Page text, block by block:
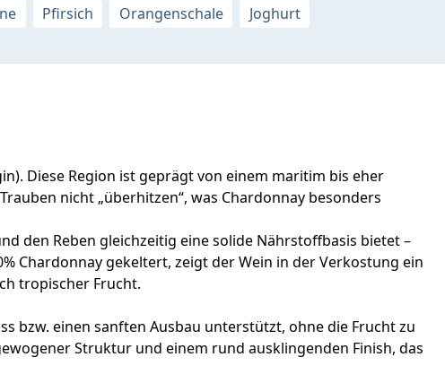
Pfirsich Orangenschale Joghurt
Diese Region ist geprägt von einem maritim bis eher
nicht „überhitzen“, was Chardonnay besonders
den Reben gleichzeitig eine solide Nährstoffbasis bietet –
Chardonnay gekeltert, zeigt der Wein in der Verkostung ein
tropischer Frucht.
bzw. einen sanften Ausbau unterstützt, ohne die Frucht zu
Struktur und einem rund ausklingenden Finish, das